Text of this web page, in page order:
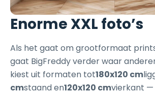
Enorme XXL foto’s
Als het gaat om grootformaat
gaat BigFreddy verder waar
kiest uit formaten tot180x120 cm
cmstaand en120x120 cmvierkant